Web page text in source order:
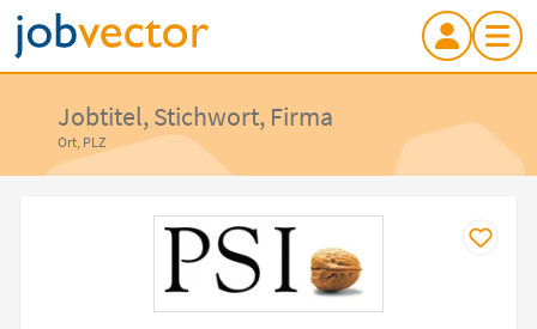
Jobtitel, Stichwort, Firma
Ort, PLZ